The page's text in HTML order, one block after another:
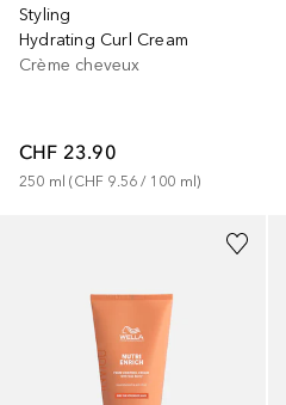
Styling
Hydrating Curl Cream
Crème cheveux
CHF 23.90
250 ml (CHF 9.56 / 100 ml)